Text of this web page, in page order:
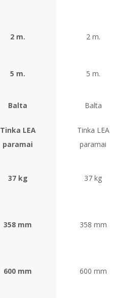
2 m. 2 m.
5 m. 5 m.
Balta Balta
Tinka LEA
paramai
Tinka LEA
paramai
37 kg 37 kg
358 mm 358 mm
600 mm 600 mm